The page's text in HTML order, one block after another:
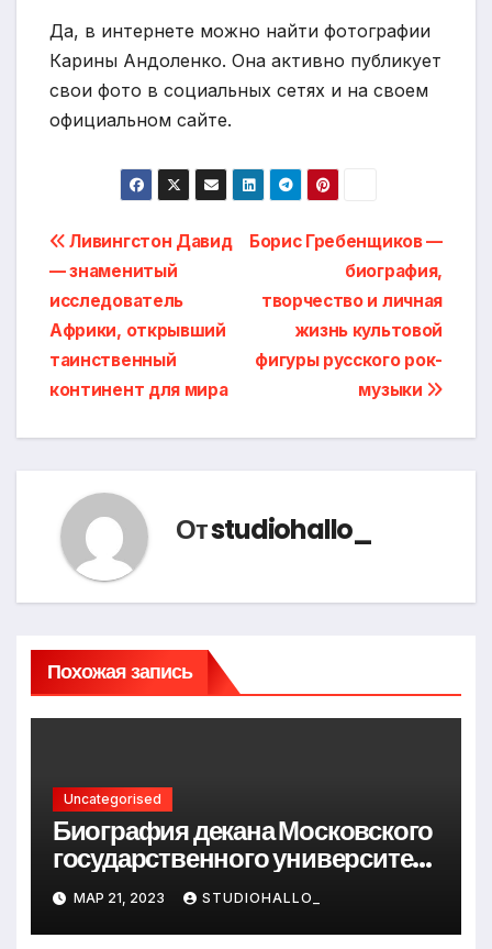
Да, в интернете можно найти фотографии
Карины Андоленко. Она активно публикует
свои фото в социальных сетях и на своем
официальном сайте.
Навигация
по
записям
Борис Гребенщиков —
биография,
творчество и личная
жизнь культовой
фигуры русского рок-
музыки
Ливингстон Давид
— знаменитый
исследователь
Африки, открывший
таинственный
континент для мира
Отstudiohallo_
Похожая запись
Uncategorised
Биография декана Московского
государственного университета
Андрея Сидорова — от студента
до руководителя
МАР 21, 2023 STUDIOHALLO_